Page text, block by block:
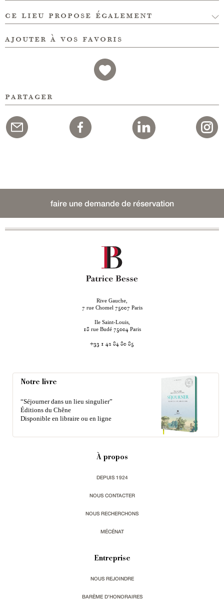
ce lieu propose également
ajouter à vos favoris
partager
faire une demande de réservation
Rive Gauche,
7 rue Chomel 75007 Paris
Ile Saint-Louis,
18 rue Budé 75004 Paris
+33 1 42 84 80 85
Notre livre
“Séjourner dans un lieu singulier”
Éditions du Chêne
Disponible en libraire ou en ligne
À propos
DEPUIS 1924
NOUS CONTACTER
NOUS RECHERCHONS
MÉCÉNAT
Entreprise
NOUS REJOINDRE
BARÈME D'HONORAIRES